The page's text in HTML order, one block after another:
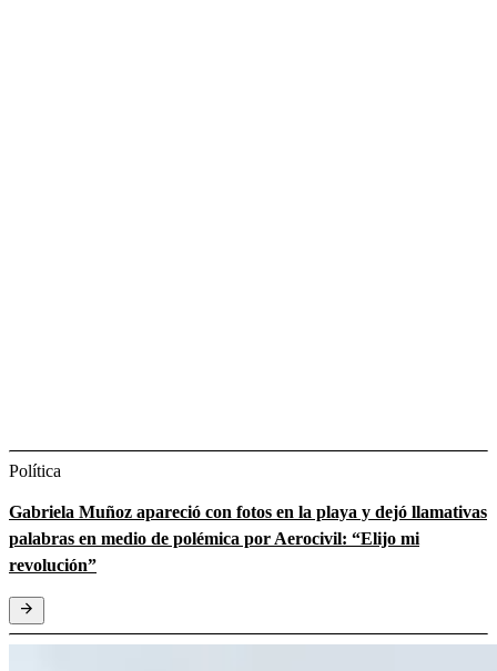
Política
Gabriela Muñoz apareció con fotos en la playa y dejó llamativas
palabras en medio de polémica por Aerocivil: “Elijo mi
revolución”